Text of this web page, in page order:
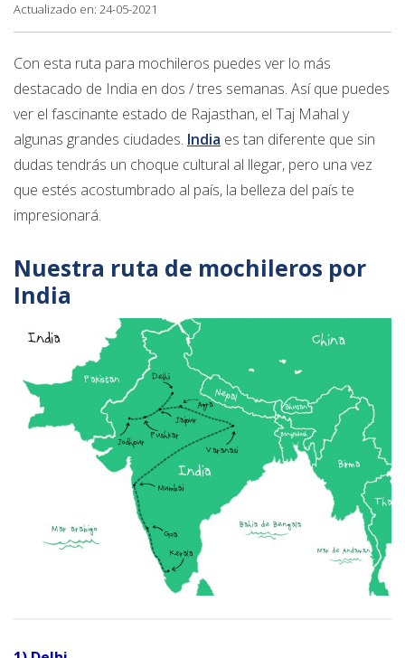
Actualizado en: 24-05-2021
Con esta ruta para mochileros puedes ver lo más
destacado de India en dos / tres semanas. Así que puedes
ver el fascinante estado de Rajasthan, el Taj Mahal y
algunas grandes ciudades. India es tan diferente que sin
dudas tendrás un choque cultural al llegar, pero una vez
que estés acostumbrado al país, la belleza del país te
impresionará.
Nuestra ruta de mochileros por
India